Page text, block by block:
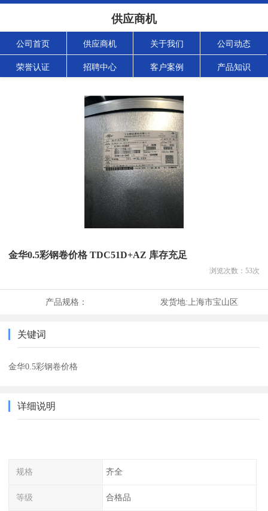
供应商机
公司首页 供应商机 关于我们 公司动态
荣誉认证 招聘中心 客户案例 产品知识
金华0.5彩钢卷价格 TDC51D+AZ 库存充足
浏览次数： 53次
产品规格： 发货地: 上海市宝山区
关键词
金华0.5彩钢卷价格
详细说明
规格 齐全
等级 合格品